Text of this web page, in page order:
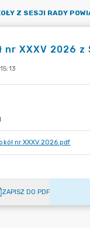
Z SESJI RADY
nr XXXV 2026
nr XXXV.2026.pdf
ZAPISZ DO PDF